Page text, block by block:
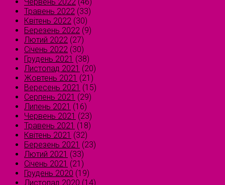
Травень 2022 (33)
Квітень 2022 (30)
Березень 2022 (9)
Лютий 2022 (27)
Січень 2022 (30)
Грудень 2021 (38)
Листопад 2021 (20)
Жовтень 2021 (21)
Вересень 2021 (15)
Серпень 2021 (29)
Липень 2021 (16)
Червень 2021 (23)
Травень 2021 (18)
Квітень 2021 (32)
Березень 2021 (23)
Лютий 2021 (33)
Січень 2021 (21)
Грудень 2020 (19)
Листопад 2020 (14)